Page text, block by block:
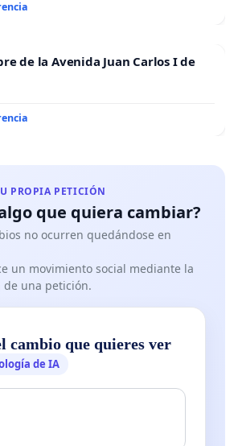
de la Avenida Juan Carlos I de
PROPIA PETICIÓN
que quiera cambiar?
no ocurren quedándose en
un movimiento social mediante la
de una petición.
cambio que quieres ver
de IA